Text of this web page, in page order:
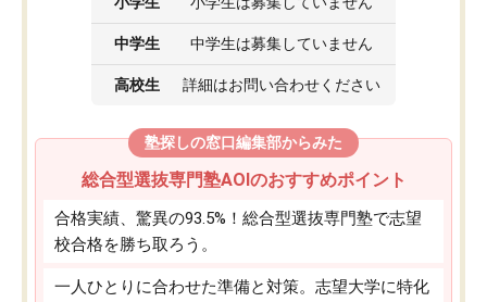
中学生 中学生は募集していません
高校生 詳細はお問い合わせください
塾探しの窓口編集部からみた
総合型選抜専門塾AOIのおすすめポイント
合格実績、驚異の93.5%！総合型選抜専門塾で志望
校合格を勝ち取ろう。
一人ひとりに合わせた準備と対策。志望大学に特化